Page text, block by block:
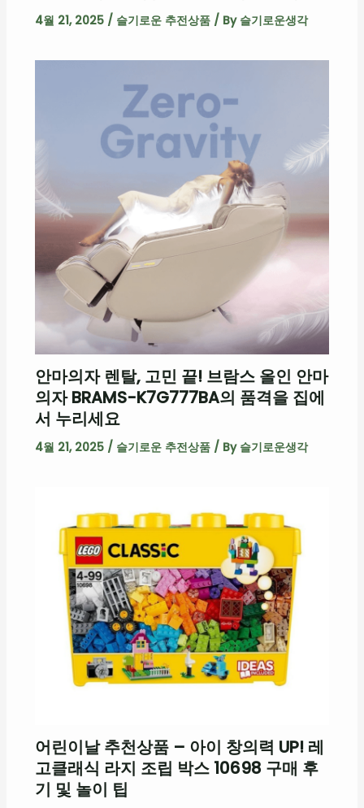
4월 21, 2025 / 슬기로운 추전상품/ By 슬기로운생각
안마의자 렌탈, 고민 끝! 브람스 올인 안마
의자 BRAMS-K7G777BA의 품격을 집에
서 누리세요
4월 21, 2025 / 슬기로운 추전상품/ By 슬기로운생각
어린이날 추천상품 – 아이 창의력 UP! 레
고클래식 라지 조립 박스 10698 구매 후
기 및 놀이 팁